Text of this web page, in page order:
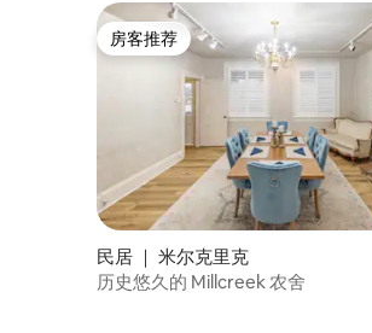
房源的楼上单元位于Millcreek绿
盐湖城郊区，位于一个安静的住宅
于死胡同上，没有过境。 就在
Drive附近，可轻松前往盐湖城的
点。 20分钟内到达机场， 15分钟
心， 20分钟到达峡谷。 此外，房
餐厅和购物中心，步行即可抵达
如果您有任何需要，房东就在附近。
房源很近，通常会开车前往城市
巷。 也就是说，如果您想更快地
215和I-15高速公路距离酒店有7分
程。 我们的房源周围还有当地巴
行5分钟即可抵达最近的车站，您
房客推荐
房客推荐
民居 ｜ 米尔克里克
历史悠久的 Millcreek 农舍